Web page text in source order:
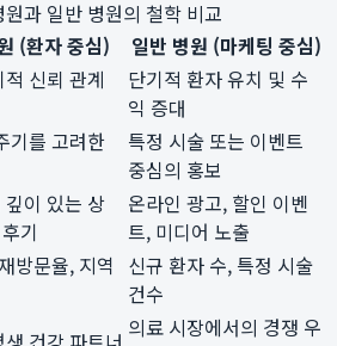
과 일반 병원의 철학 비교
(환자 중심)
일반 병원 (마케팅 중심)
신뢰 관계
단기적 환자 유치 및 수
익 증대
기를 고려한
특정 시술 또는 이벤트
중심의 홍보
이 있는 상
기
온라인 광고, 할인 이벤
트, 미디어 노출
방문율, 지역 신규 환자 수, 특정 시술
건수
의료 시장에서의 경쟁 우